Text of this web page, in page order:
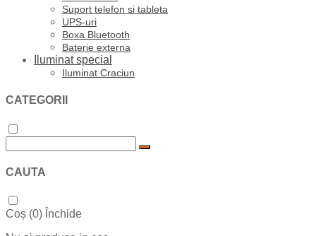
Suport telefon si tableta
UPS-uri
Boxa Bluetooth
Baterie externa
Iluminat special
Iluminat Craciun
CATEGORII
CAUTA
Coș (0) Închide